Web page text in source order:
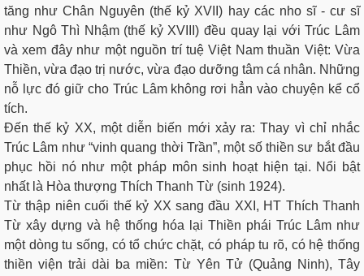
tăng như Chân Nguyên (thế kỷ XVII) hay các nho sĩ - cư sĩ
như Ngô Thì Nhậm (thế kỷ XVIII) đều quay lại với Trúc Lâm
và xem đây như một nguồn trí tuệ Việt Nam thuần Việt: Vừa
Thiền, vừa đạo trị nước, vừa đạo dưỡng tâm cá nhân. Những
nỗ lực đó giữ cho Trúc Lâm không rơi hẳn vào chuyện kể cổ
tích.
Đến thế kỷ XX, một diễn biến mới xảy ra: Thay vì chỉ nhắc
Trúc Lâm như “vinh quang thời Trần”, một số thiền sư bắt đầu
phục hồi nó như một pháp môn sinh hoạt hiện tại. Nổi bật
nhất là Hòa thượng Thích Thanh Từ (sinh 1924).
Từ thập niên cuối thế kỷ XX sang đầu XXI, HT Thích Thanh
Từ xây dựng và hệ thống hóa lại Thiền phái Trúc Lâm như
một dòng tu sống, có tổ chức chặt, có pháp tu rõ, có hệ thống
thiền viện trải dài ba miền: Từ Yên Tử (Quảng Ninh), Tây